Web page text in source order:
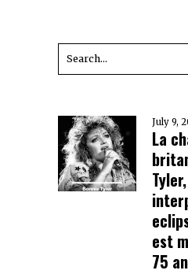
July 9,
La
est
75